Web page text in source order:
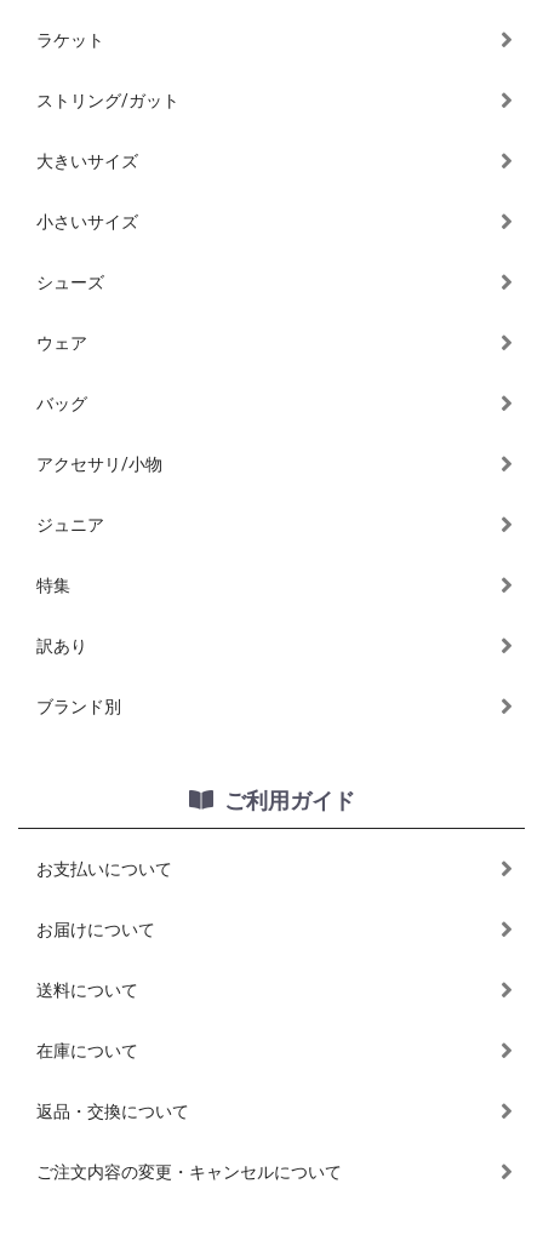
ラケット
ストリング/ガット
大きいサイズ
小さいサイズ
シューズ
ウェア
バッグ
アクセサリ/小物
ジュニア
特集
訳あり
ブランド別
ご利用ガイド
お支払いについて
お届けについて
送料について
在庫について
返品・交換について
ご注文内容の変更・キャンセルについて